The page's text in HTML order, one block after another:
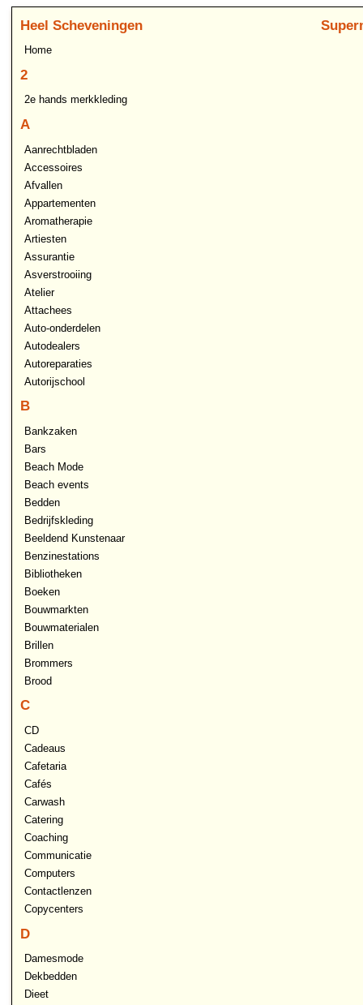
Heel Scheveningen
Home
2
2e hands merkkleding
A
Aanrechtbladen
Accessoires
Afvallen
Appartementen
Aromatherapie
Artiesten
Assurantie
Asverstrooiing
Atelier
Attachees
Auto-onderdelen
Autodealers
Autoreparaties
Autorijschool
B
Bankzaken
Bars
Beach Mode
Beach events
Bedden
Bedrijfskleding
Beeldend Kunstenaar
Benzinestations
Bibliotheken
Boeken
Bouwmarkten
Bouwmaterialen
Brillen
Brommers
Brood
C
CD
Cadeaus
Cafetaria
Cafés
Carwash
Catering
Coaching
Communicatie
Computers
Contactlenzen
Copycenters
D
Damesmode
Dekbedden
Dieet